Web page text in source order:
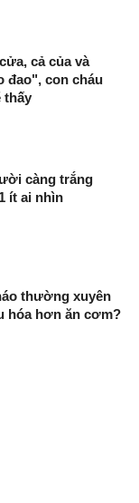
cả của và
đao", con cháu
thấy
càng trắng
ít ai nhìn
thường xuyên
hóa hơn ăn cơm?